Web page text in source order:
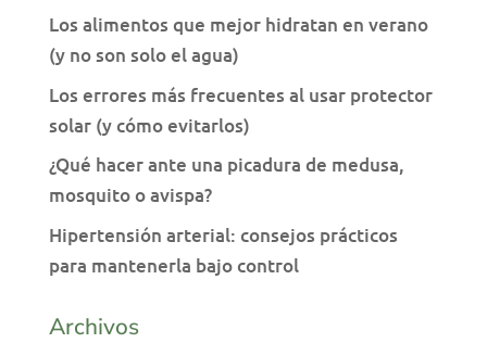
Los alimentos que mejor hidratan en verano
(y no son solo el agua)
Los errores más frecuentes al usar protector
solar (y cómo evitarlos)
¿Qué hacer ante una picadura de medusa,
mosquito o avispa?
Hipertensión arterial: consejos prácticos
para mantenerla bajo control
Archivos